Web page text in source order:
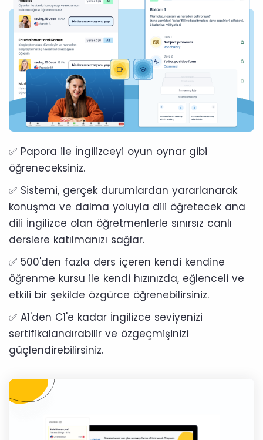
✅ Papora ile İngilizceyi oyun oynar gibi
öğreneceksiniz.
✅ Sistemi, gerçek durumlardan yararlanarak
konuşma ve dalma yoluyla dili öğretecek ana
dili İngilizce olan öğretmenlerle sınırsız canlı
derslere katılmanızı sağlar.
✅ 500'den fazla ders içeren kendi kendine
öğrenme kursu ile kendi hızınızda, eğlenceli ve
etkili bir şekilde özgürce öğrenebilirsiniz.
✅ A1'den C1'e kadar İngilizce seviyenizi
sertifikalandırabilir ve özgeçmişinizi
güçlendirebilirsiniz.